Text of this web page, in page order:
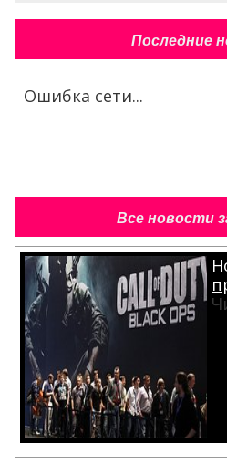
Последние
Ошибка сети...
Все новости